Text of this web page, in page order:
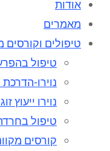
אודות
מאמרים
טיפולים וקורסים
טיפול
נוירו-
נוירו ייעוץ
טיפול
קורסים